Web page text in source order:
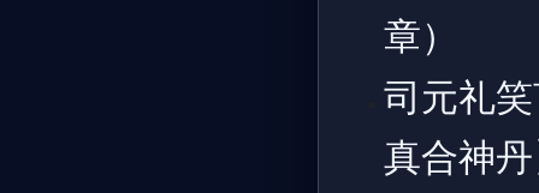
章）
司元礼
真合神